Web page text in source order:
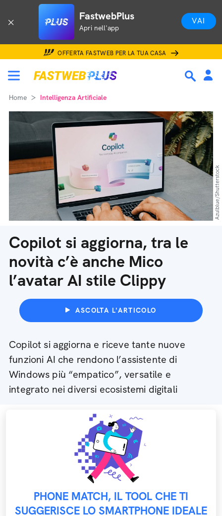
FastwebPlus
Apri nell'app
VAI
OFFERTA FASTWEB PER LA TUA CASA
Home Intelligenza Artificiale
Copilot si aggiorna, tra le
novità c’è anche Mico
l’avatar AI stile Clippy
ASCOLTA L'ARTICOLO
Copilot si aggiorna e riceve tante nuove
funzioni AI che rendono l’assistente di
Windows più “empatico”, versatile e
integrato nei diversi ecosistemi digitali
Azulblue/Shutterstock
PHONE MATCH, IL TOOL CHE TI
SUGGERISCE LO SMARTPHONE IDEALE